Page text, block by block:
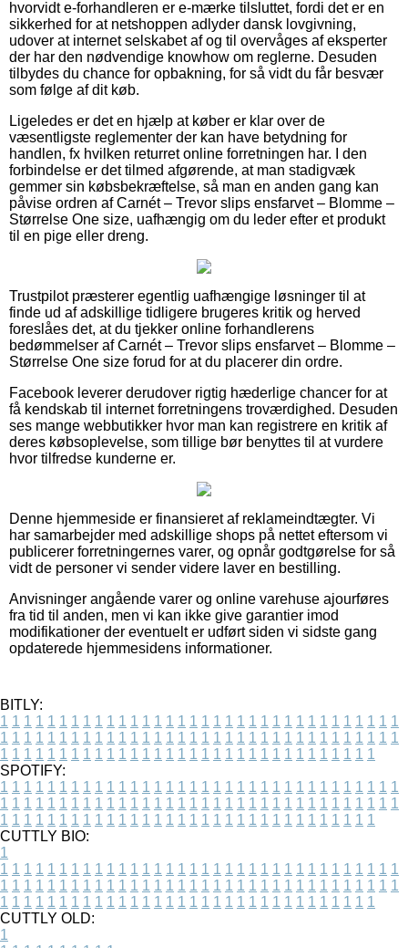
hvorvidt e-forhandleren er e-mærke tilsluttet, fordi det er en
sikkerhed for at netshoppen adlyder dansk lovgivning,
udover at internet selskabet af og til overvåges af eksperter
der har den nødvendige knowhow om reglerne. Desuden
tilbydes du chance for opbakning, for så vidt du får besvær
som følge af dit køb.
Ligeledes er det en hjælp at køber er klar over de
væsentligste reglementer der kan have betydning for
handlen, fx hvilken returret online forretningen har. I den
forbindelse er det tilmed afgørende, at man stadigvæk
gemmer sin købsbekræftelse, så man en anden gang kan
påvise ordren af Carnét – Trevor slips ensfarvet – Blomme –
Størrelse One size, uafhængig om du leder efter et produkt
til en pige eller dreng.
Trustpilot præsterer egentlig uafhængige løsninger til at
finde ud af adskillige tidligere brugeres kritik og herved
foreslåes det, at du tjekker online forhandlerens
bedømmelser af Carnét – Trevor slips ensfarvet – Blomme –
Størrelse One size forud for at du placerer din ordre.
Facebook leverer derudover rigtig hæderlige chancer for at
få kendskab til internet forretningens troværdighed. Desuden
ses mange webbutikker hvor man kan registrere en kritik af
deres købsoplevelse, som tillige bør benyttes til at vurdere
hvor tilfredse kunderne er.
Denne hjemmeside er finansieret af reklameindtægter. Vi
har samarbejder med adskillige shops på nettet eftersom vi
publicerer forretningernes varer, og opnår godtgørelse for så
vidt de personer vi sender videre laver en bestilling.
Anvisninger angående varer og online varehuse ajourføres
fra tid til anden, men vi kan ikke give garantier imod
modifikationer der eventuelt er udført siden vi sidste gang
opdaterede hjemmesidens informationer.
BITLY:
1 1 1 1 1 1 1 1 1 1 1 1 1 1 1 1 1 1 1 1 1 1 1 1 1 1 1 1 1 1 1 1 1 1
1 1 1 1 1 1 1 1 1 1 1 1 1 1 1 1 1 1 1 1 1 1 1 1 1 1 1 1 1 1 1 1 1 1
1 1 1 1 1 1 1 1 1 1 1 1 1 1 1 1 1 1 1 1 1 1 1 1 1 1 1 1 1 1 1 1
SPOTIFY:
1 1 1 1 1 1 1 1 1 1 1 1 1 1 1 1 1 1 1 1 1 1 1 1 1 1 1 1 1 1 1 1 1 1
1 1 1 1 1 1 1 1 1 1 1 1 1 1 1 1 1 1 1 1 1 1 1 1 1 1 1 1 1 1 1 1 1 1
1 1 1 1 1 1 1 1 1 1 1 1 1 1 1 1 1 1 1 1 1 1 1 1 1 1 1 1 1 1 1 1
CUTTLY BIO:
1
1 1 1 1 1 1 1 1 1 1 1 1 1 1 1 1 1 1 1 1 1 1 1 1 1 1 1 1 1 1 1 1 1 1
1 1 1 1 1 1 1 1 1 1 1 1 1 1 1 1 1 1 1 1 1 1 1 1 1 1 1 1 1 1 1 1 1 1
1 1 1 1 1 1 1 1 1 1 1 1 1 1 1 1 1 1 1 1 1 1 1 1 1 1 1 1 1 1 1 1
CUTTLY OLD:
1